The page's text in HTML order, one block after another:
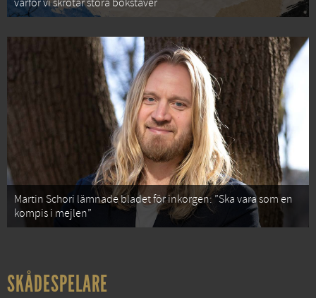
varför vi skrotar stora bokstäver
Martin Schori lämnade bladet för inkorgen: ”Ska vara som en
kompis i mejlen”
SKÅDESPELARE